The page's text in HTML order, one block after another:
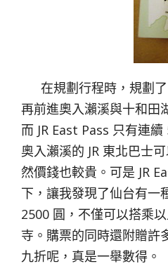
在規劃行程時，規劃
再前進奧入瀨溪與十和田
而 JR East Pass 只有連
奧入瀨溪的 JR 東北巴士
然價錢也較貴。可是 JR
下，讓我發現了仙台有一
2500 圓，不僅可以搭乘
寺。購票的同時還附贈許
九折呢，真是一舉數得。